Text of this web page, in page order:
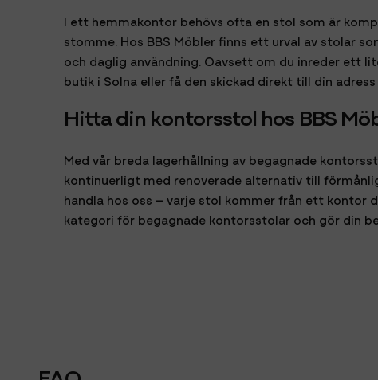
I ett hemmakontor behövs ofta en stol som är
stomme. Hos BBS Möbler finns ett urval av stolar
och daglig användning. Oavsett om du inreder ett
butik i Solna eller få den skickad direkt till din
Hitta din kontorsstol hos BBS
Med vår breda lagerhållning av begagnade
kontinuerligt med renoverade alternativ till
handla hos oss – varje stol kommer från ett kontor
kategori för begagnade kontorsstolar och gör din